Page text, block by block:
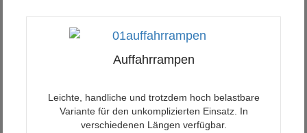
Auffahrrampen
Leichte, handliche und trotzdem hoch belastbare
Variante für den unkomplizierten Einsatz. In
verschiedenen Längen verfügbar.